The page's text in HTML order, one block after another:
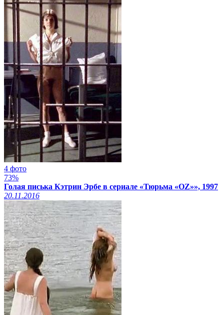
4 фото
73%
Голая писька Кэтрин Эрбе в сериале «Тюрьма «ОZ»», 1997
20.11.2016